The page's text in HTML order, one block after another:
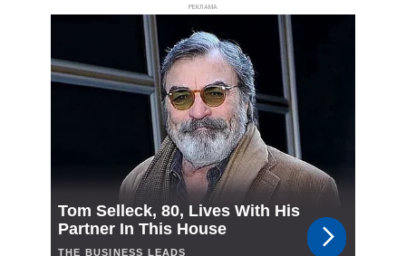
РЕКЛАМА